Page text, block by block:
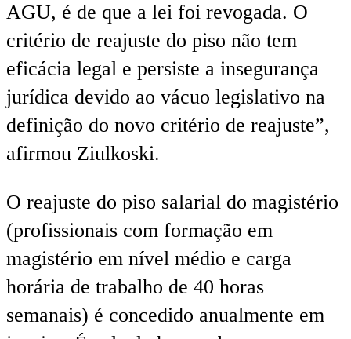
AGU, é de que a lei foi revogada. O
critério de reajuste do piso não tem
eficácia legal e persiste a insegurança
jurídica devido ao vácuo legislativo na
definição do novo critério de reajuste”,
afirmou Ziulkoski.
O reajuste do piso salarial do magistério
(profissionais com formação em
magistério em nível médio e carga
horária de trabalho de 40 horas
semanais) é concedido anualmente em